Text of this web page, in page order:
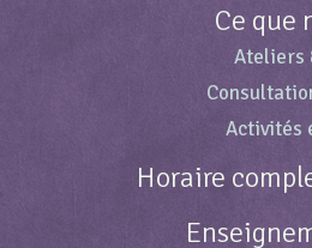
Ce que
Ateliers
Activités
Horaire